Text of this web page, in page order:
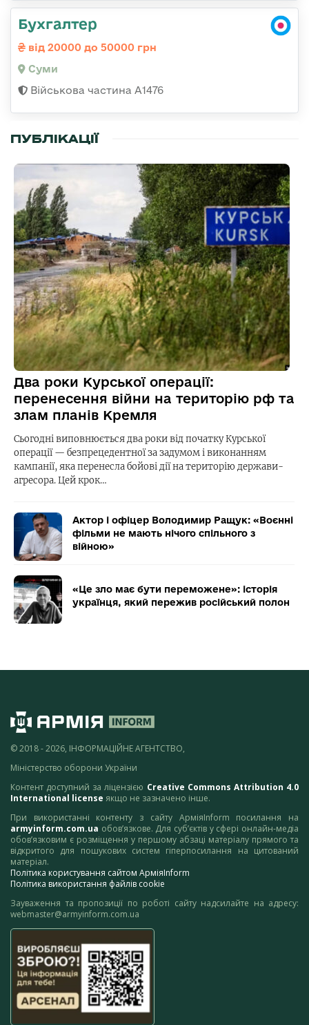
Бухгалтер
від 20000 до 50000 грн
Суми
Військова частина А1476
ПУБЛІКАЦІЇ
Два роки Курської операції:
перенесення війни на територію рф та
злам планів Кремля
Сьогодні виповнюється два роки від початку Курської
операції — безпрецедентної за задумом і виконанням
кампанії, яка перенесла бойові дії на територію держави-
агресора. Цей крок…
Актор і офіцер Володимир Ращук: «Воєнні
фільми не мають нічого спільного з
війною»
«Це зло має бути переможене»: історія
українця, який пережив російський полон
© 2018 - 2026, ІНФОРМАЦІЙНЕ АГЕНТСТВО,
Міністерство оборони України
Контент доступний за ліцензією Creative Commons Attribution 4.0
International license якщо не зазначено інше.
При використанні контенту з сайту АрміяInform посилання на
armyinform.com.ua обов’язкове. Для суб’єктів у сфері онлайн-медіа
обов’язковим є розміщення у першому абзаці матеріалу прямого та
відкритого для пошукових систем гіперпосилання на цитований
матеріал.
Політика користування сайтом АрміяInform
Політика використання файлів cookie
Зауваження та пропозиції по роботі сайту надсилайте на адресу:
webmaster@armyinform.com.ua